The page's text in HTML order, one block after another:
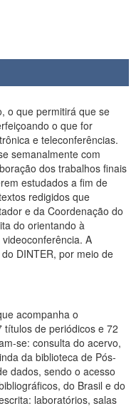
o que permitirá que se
o que for
e teleconferências.
semanalmente com
dos trabalhos finais
estudados a fim de
redigidos que
e da Coordenação do
do orientando à
A
DINTER, por meio de
acompanha o
títulos de periódicos e 72
se: consulta do acervo,
da biblioteca de Pós-
dados, sendo o acesso
do Brasil e do